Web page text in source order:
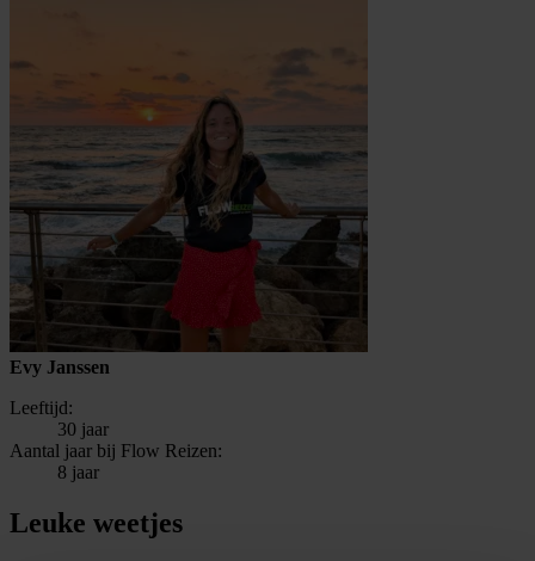
Evy Janssen
Leeftijd:
30 jaar
Aantal jaar bij Flow Reizen:
8 jaar
Leuke weetjes